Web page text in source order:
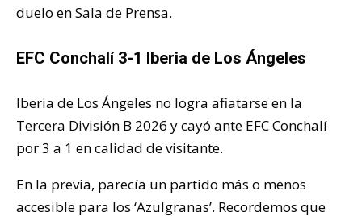
duelo en Sala de Prensa.
EFC Conchalí 3-1 Iberia de Los Ángeles
Iberia de Los Ángeles no logra afiatarse en la
Tercera División B 2026 y cayó ante EFC Conchalí
por 3 a 1 en calidad de visitante.
En la previa, parecía un partido más o menos
accesible para los ‘Azulgranas’. Recordemos que